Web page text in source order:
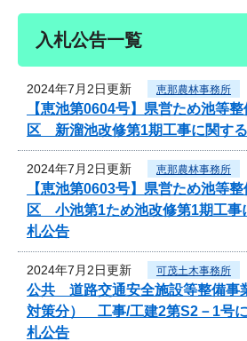
入札公告一覧
2024年7月2日更新 恵那農林事務所
【恵池第0604号】県営ため池等
区 新溜池改修第1期工事に関す
2024年7月2日更新 恵那農林事務所
【恵池第0603号】県営ため池等
区 小池第1ため池改修第1期工事
札公告
2024年7月2日更新 可茂土木事務所
公共 道路交通安全施設等整備事
対策分） 工事/工建2第S2－1号
札公告